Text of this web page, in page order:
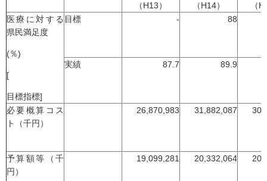
（H13） （H14）
（
医療に対する
県民満足度
(％)
[
目標指標]
目標 - 88
実績 87.7 89.9
必要概算コス
ト（千円）
26,870,983 31,882,087
予算額等（千
円）
19,099,281 20,332,064